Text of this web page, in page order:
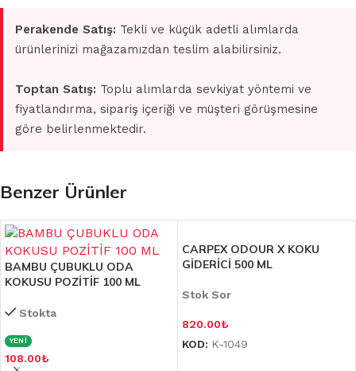
Perakende Satış: Tekli ve küçük adetli alımlarda
ürünlerinizi mağazamızdan teslim alabilirsiniz.
Toptan Satış: Toplu alımlarda sevkiyat yöntemi ve
fiyatlandırma, sipariş içeriği ve müşteri görüşmesine
göre belirlenmektedir.
Benzer Ürünler
BAMBU ÇUBUKLU ODA
KOKUSU POZİTİF 100 ML
Stokta
YENİ
108.00₺
CARPEX ODOUR X KOKU
GİDERİCİ 500 ML
Stok Sor
820.00₺
KOD: K-1049